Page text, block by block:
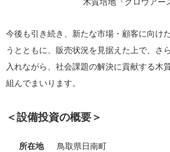
今後も引き続き、新たな市場・顧客に向け
うとともに、販売状況を見据えた上で、さ
入れながら、社会課題の解決に貢献する木
組んでまいります。
＜設備投資の概要＞
所在地
鳥取県日南町